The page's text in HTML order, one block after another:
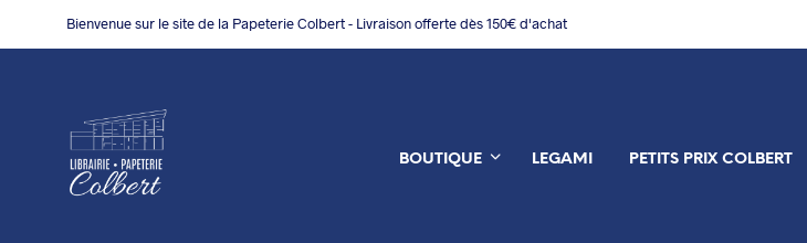
Bienvenue sur le site de la Papeterie Colbert - Livraison offerte dès 150€ d'achat
BOUTIQUE LEGAMI PETITS PRIX COLBERT